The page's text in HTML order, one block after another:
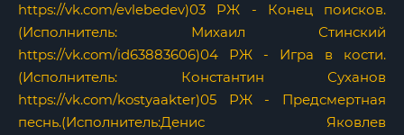
https://vk.com/evlebedev)03 РЖ - Конец поисков.
(Исполнитель: Михаил Стинский
https://vk.com/id63883606)04 РЖ - Игра в кости.
(Исполнитель: Константин Суханов
https://vk.com/kostyaakter)05 РЖ - Предсмертная
песнь.(Исполнитель:Денис Яковлев